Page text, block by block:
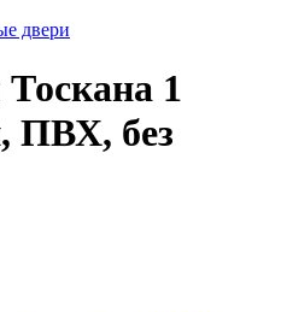
двери
1
ПВХ, без